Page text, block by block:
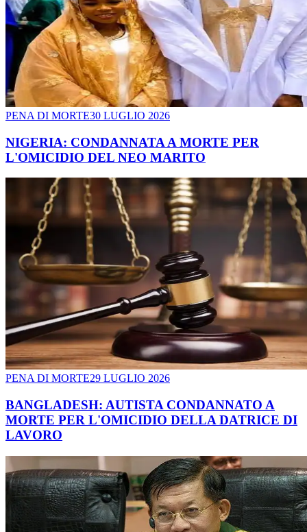
PENA DI MORTE30 LUGLIO 2026
NIGERIA: CONDANNATA A MORTE PER
L'OMICIDIO DEL NEO MARITO
PENA DI MORTE29 LUGLIO 2026
BANGLADESH: AUTISTA CONDANNATO A
MORTE PER L'OMICIDIO DELLA DATRICE DI
LAVORO